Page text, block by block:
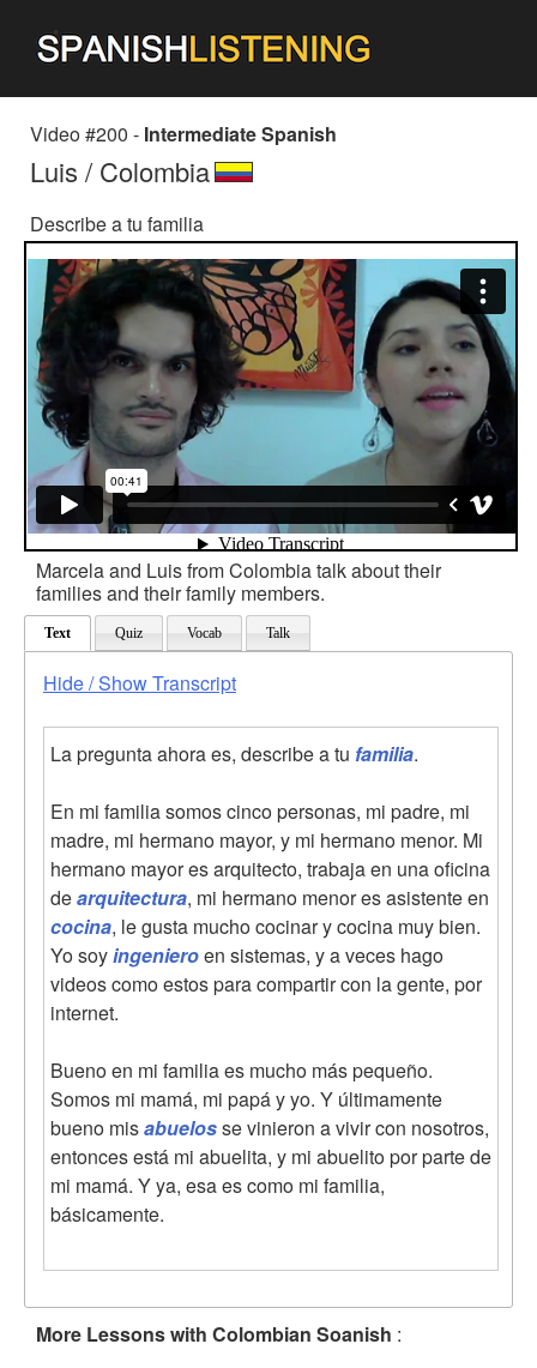
Video #200 - Intermediate Spanish
Luis / Colombia
Describe a tu familia
Marcela and Luis from Colombia talk about their
families and their family members.
Text Quiz Vocab Talk
Hide / Show Transcript
La pregunta ahora es, describe a tu familia.
En mi familia somos cinco personas, mi padre, mi
madre, mi hermano mayor, y mi hermano menor. Mi
hermano mayor es arquitecto, trabaja en una oficina
dearquitectura, mi hermano menor es asistente en
cocina, le gusta mucho cocinar y cocina muy bien.
Yo soyingenieroen sistemas, y a veces hago
videos como estos para compartir con la gente, por
internet.
Bueno en mi familia es mucho más pequeño.
Somos mi mamá, mi papá y yo. Y últimamente
bueno misabuelosse vinieron a vivir con nosotros,
entonces está mi abuelita, y mi abuelito por parte de
mi mamá. Y ya, esa es como mi familia,
básicamente.
More Lessons with Colombian Soanish :